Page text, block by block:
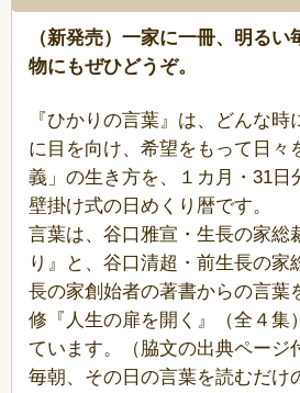
（新発売）一家に一冊、明るい
物にもぜひどうぞ。
『ひかりの言葉』は、どんな
に目を向け、希望をもって日々
義」の生き方を、１カ月・31日
壁掛け式の日めくり暦です。
言葉は、谷口雅宣・生長の家総
り』と、谷口清超・前生長の家
長の家創始者の著書からの言葉
修『人生の扉を開く』（全４集
ています。（脇文の出典ページ
毎朝、その日の言葉を読むだけ